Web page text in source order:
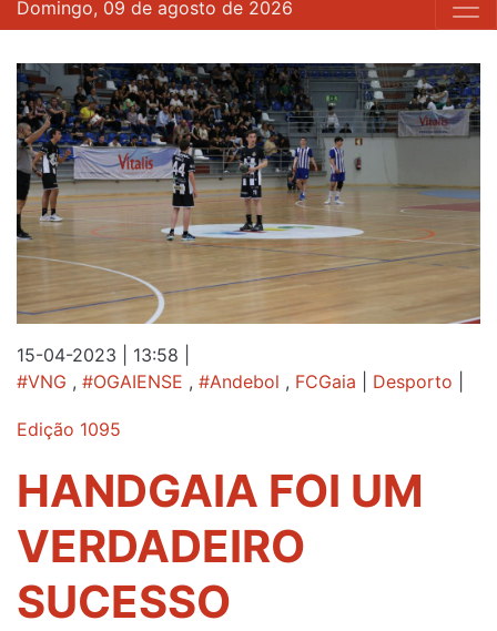
Domingo, 09 de agosto de 2026
15-04-2023 | 13:58
#VNG , #OGAIENSE , #Andebol , FCGaia Desporto
Edição 1095
HANDGAIA FOI UM
VERDADEIRO
SUCESSO